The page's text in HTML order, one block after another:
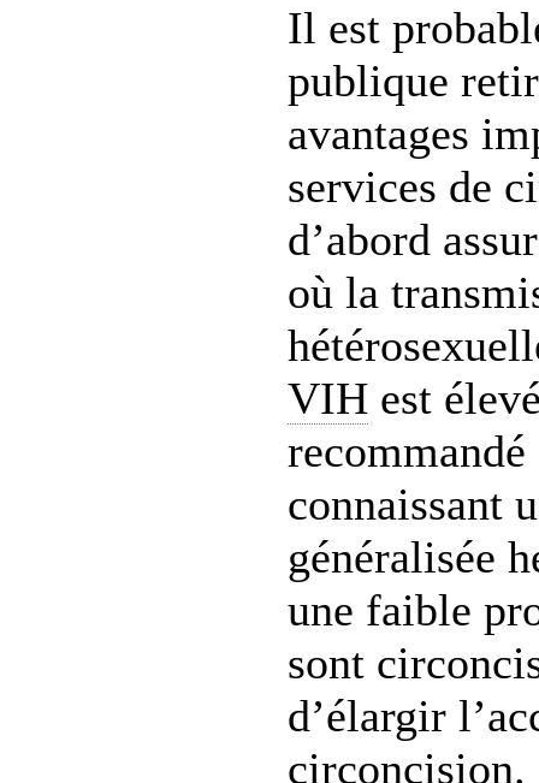
Il est
publique
avantages
services de
d’abord
où la
VIH est
recommandé
connaissant
généralisée
une faible
sont
d’élargir
circoncision.